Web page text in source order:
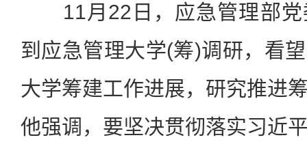
11月22日，应急管理部党
到应急管理大学(筹)调研，看
大学筹建工作进展，研究推进
他强调，要坚决贯彻落实习近